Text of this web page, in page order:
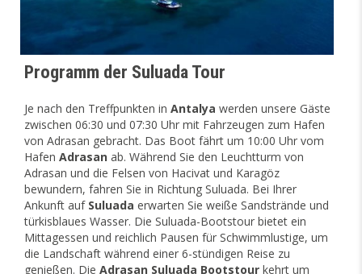
Programm der Suluada Tour
Je nach den Treffpunkten in Antalya werden unsere Gäste
zwischen 06:30 und 07:30 Uhr mit Fahrzeugen zum Hafen
von Adrasan gebracht. Das Boot fährt um 10:00 Uhr vom
Hafen Adrasan ab. Während Sie den Leuchtturm von
Adrasan und die Felsen von Hacivat und Karagöz
bewundern, fahren Sie in Richtung Suluada. Bei Ihrer
Ankunft auf Suluada erwarten Sie weiße Sandstrände und
türkisblaues Wasser. Die Suluada-Bootstour bietet ein
Mittagessen und reichlich Pausen für Schwimmlustige, um
die Landschaft während einer 6-stündigen Reise zu
genießen. Die Adrasan Suluada Bootstour kehrt um